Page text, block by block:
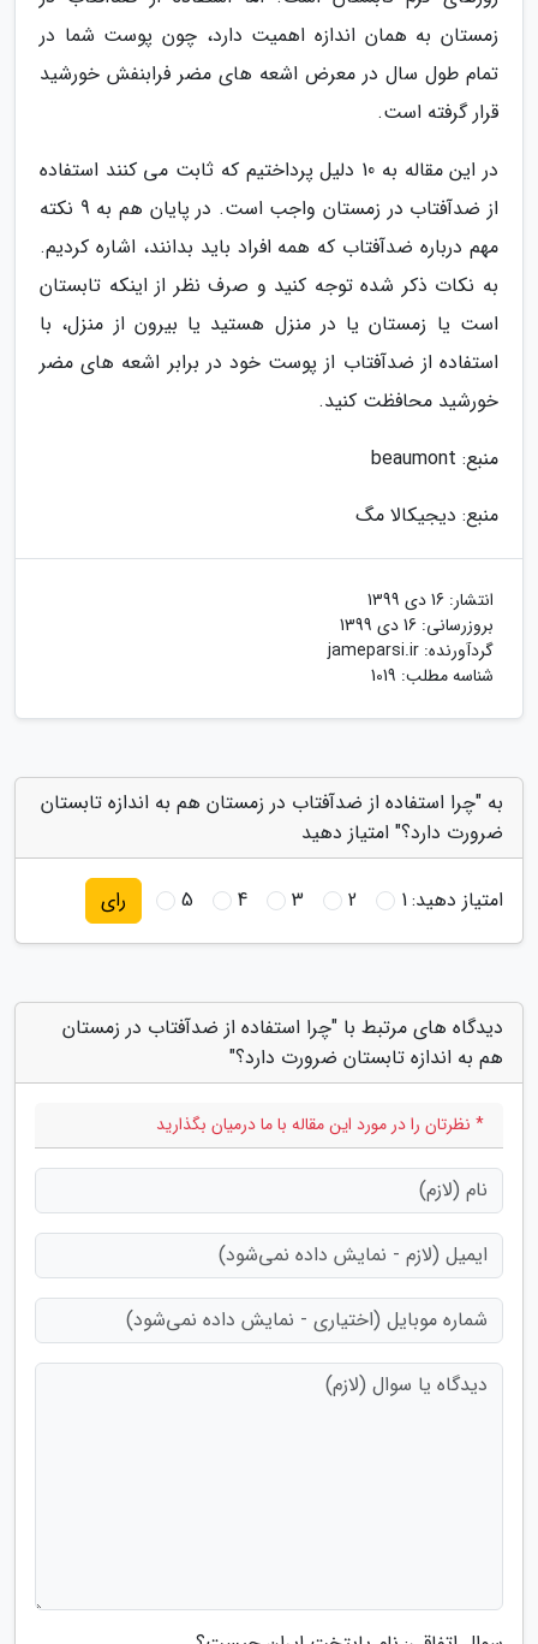
زمستان به همان اندازه اهمیت دارد، چون پوست شما در
تمام طول سال در معرض اشعه های مضر فرابنفش خورشید
قرار گرفته است.
در این مقاله به 10 دلیل پرداختیم که ثابت می کنند استفاده
از ضدآفتاب در زمستان واجب است. در پایان هم به 9 نکته
مهم درباره ضدآفتاب که همه افراد باید بدانند، اشاره کردیم.
به نکات ذکر شده توجه کنید و صرف نظر از اینکه تابستان
است یا زمستان یا در منزل هستید یا بیرون از منزل، با
استفاده از ضدآفتاب از پوست خود در برابر اشعه های مضر
خورشید محافظت کنید.
منبع: beaumont
منبع: دیجیکالا مگ
انتشار: 16 دی 1399
بروزرسانی: 16 دی 1399
گردآورنده: jameparsi.ir
شناسه مطلب: 1019
به "چرا استفاده از ضدآفتاب در زمستان هم به اندازه تابستان
ضرورت دارد؟" امتیاز دهید
امتیاز دهید:1
2
3
4
5 رای
دیدگاه های مرتبط با "چرا استفاده از ضدآفتاب در زمستان
هم به اندازه تابستان ضرورت دارد؟"
* نظرتان را در مورد این مقاله با ما درمیان بگذارید